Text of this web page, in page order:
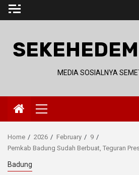
Skip
MEDIA SOSIALNYA
Primary
Menu
Home 2026 February
9
Pemkab Badung Sudah Berbuat, Teguran
Badung